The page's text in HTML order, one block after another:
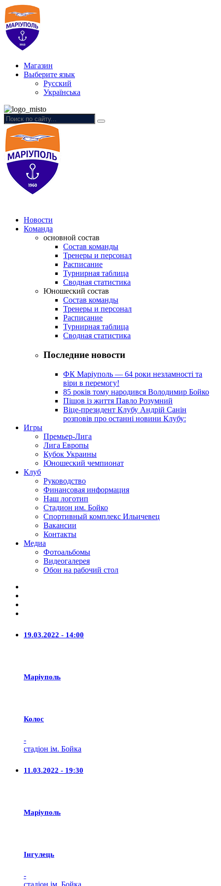
Магазин
Выберите язык
Русский
Українська
Новости
Команда
основной состав
Состав команды
Тренеры и персонал
Расписание
Турнирная таблица
Сводная статистика
Юношеский состав
Состав команды
Тренеры и персонал
Расписание
Турнирная таблица
Сводная статистика
Последние новости
ФК Маріуполь — 64 роки незламності та
віри в перемогу!
85 років тому народився Володимир Бойко
Пішов із життя Павло Розумний
Віце-президент Клубу Андрій Санін
розповів про останні новини Клубу:
Игры
Премьер-Лига
Лига Европы
Кубок Украины
Юношеский чемпионат
Клуб
Руководство
Финансовая информация
Наш логотип
Стадион им. Бойко
Спортивный комплекс Ильичевец
Вакансии
Контакты
Медиа
Фотоальбомы
Видеогалерея
Обои на рабочий стол
19.03.2022 - 14:00
Маріуполь
Колос
-
стадіон ім. Бойка
11.03.2022 - 19:30
Маріуполь
Iнгулець
-